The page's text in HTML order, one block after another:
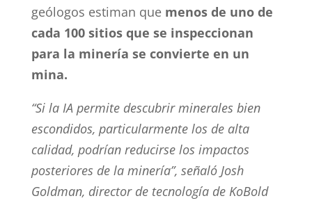
geólogos estiman que menos de uno de
cada 100 sitios que se inspeccionan
para la minería se convierte en un
mina.
“Si la IA permite descubrir minerales bien
escondidos, particularmente los de alta
calidad, podrían reducirse los impactos
posteriores de la minería”, señaló Josh
Goldman, director de tecnología de KoBold